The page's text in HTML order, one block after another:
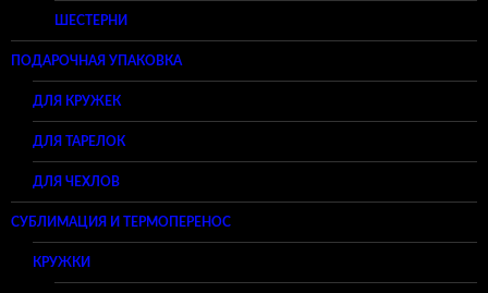
ШЕСТЕРНИ
ПОДАРОЧНАЯ УПАКОВКА
ДЛЯ КРУЖЕК
ДЛЯ ТАРЕЛОК
ДЛЯ ЧЕХЛОВ
СУБЛИМАЦИЯ И ТЕРМОПЕРЕНОС
КРУЖКИ